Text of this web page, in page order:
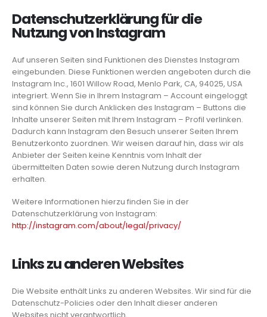
Datenschutzerklärung für die
Nutzung von Instagram
Auf unseren Seiten sind Funktionen des Dienstes Instagram
eingebunden. Diese Funktionen werden angeboten durch die
Instagram Inc., 1601 Willow Road, Menlo Park, CA, 94025, USA
integriert. Wenn Sie in Ihrem Instagram – Account eingeloggt
sind können Sie durch Anklicken des Instagram – Buttons die
Inhalte unserer Seiten mit Ihrem Instagram – Profil verlinken.
Dadurch kann Instagram den Besuch unserer Seiten Ihrem
Benutzerkonto zuordnen. Wir weisen darauf hin, dass wir als
Anbieter der Seiten keine Kenntnis vom Inhalt der
übermittelten Daten sowie deren Nutzung durch Instagram
erhalten.
Weitere Informationen hierzu finden Sie in der
Datenschutzerklärung von Instagram:
http://instagram.com/about/legal/privacy/
Links zu anderen Websites
Die Website enthält Links zu anderen Websites. Wir sind für die
Datenschutz-Policies oder den Inhalt dieser anderen